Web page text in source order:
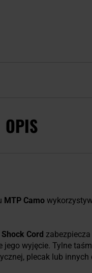
OPIS
MTP Camo
Cord
wyjęcie. Tylne
plecak lub